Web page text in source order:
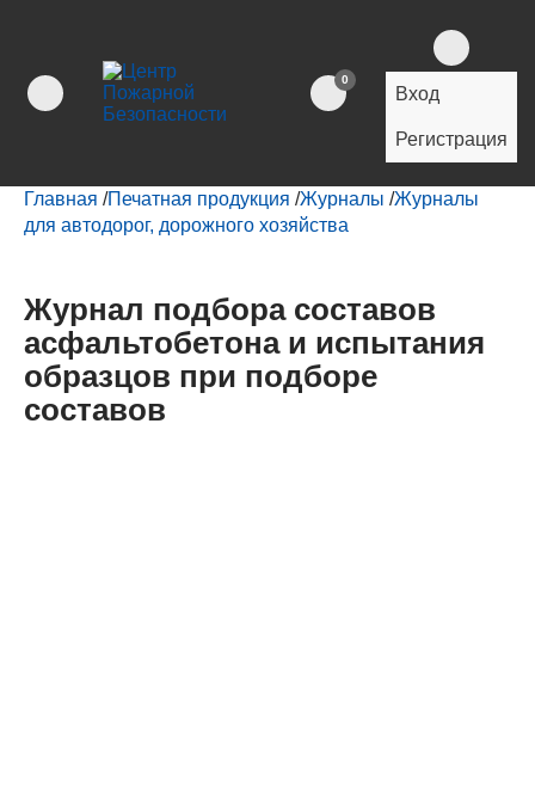
0
Вход
Регистрация
Главная /Печатная продукция /Журналы /Журналы
для автодорог, дорожного хозяйства
Журнал подбора составов
асфальтобетона и испытания
образцов при подборе
составов